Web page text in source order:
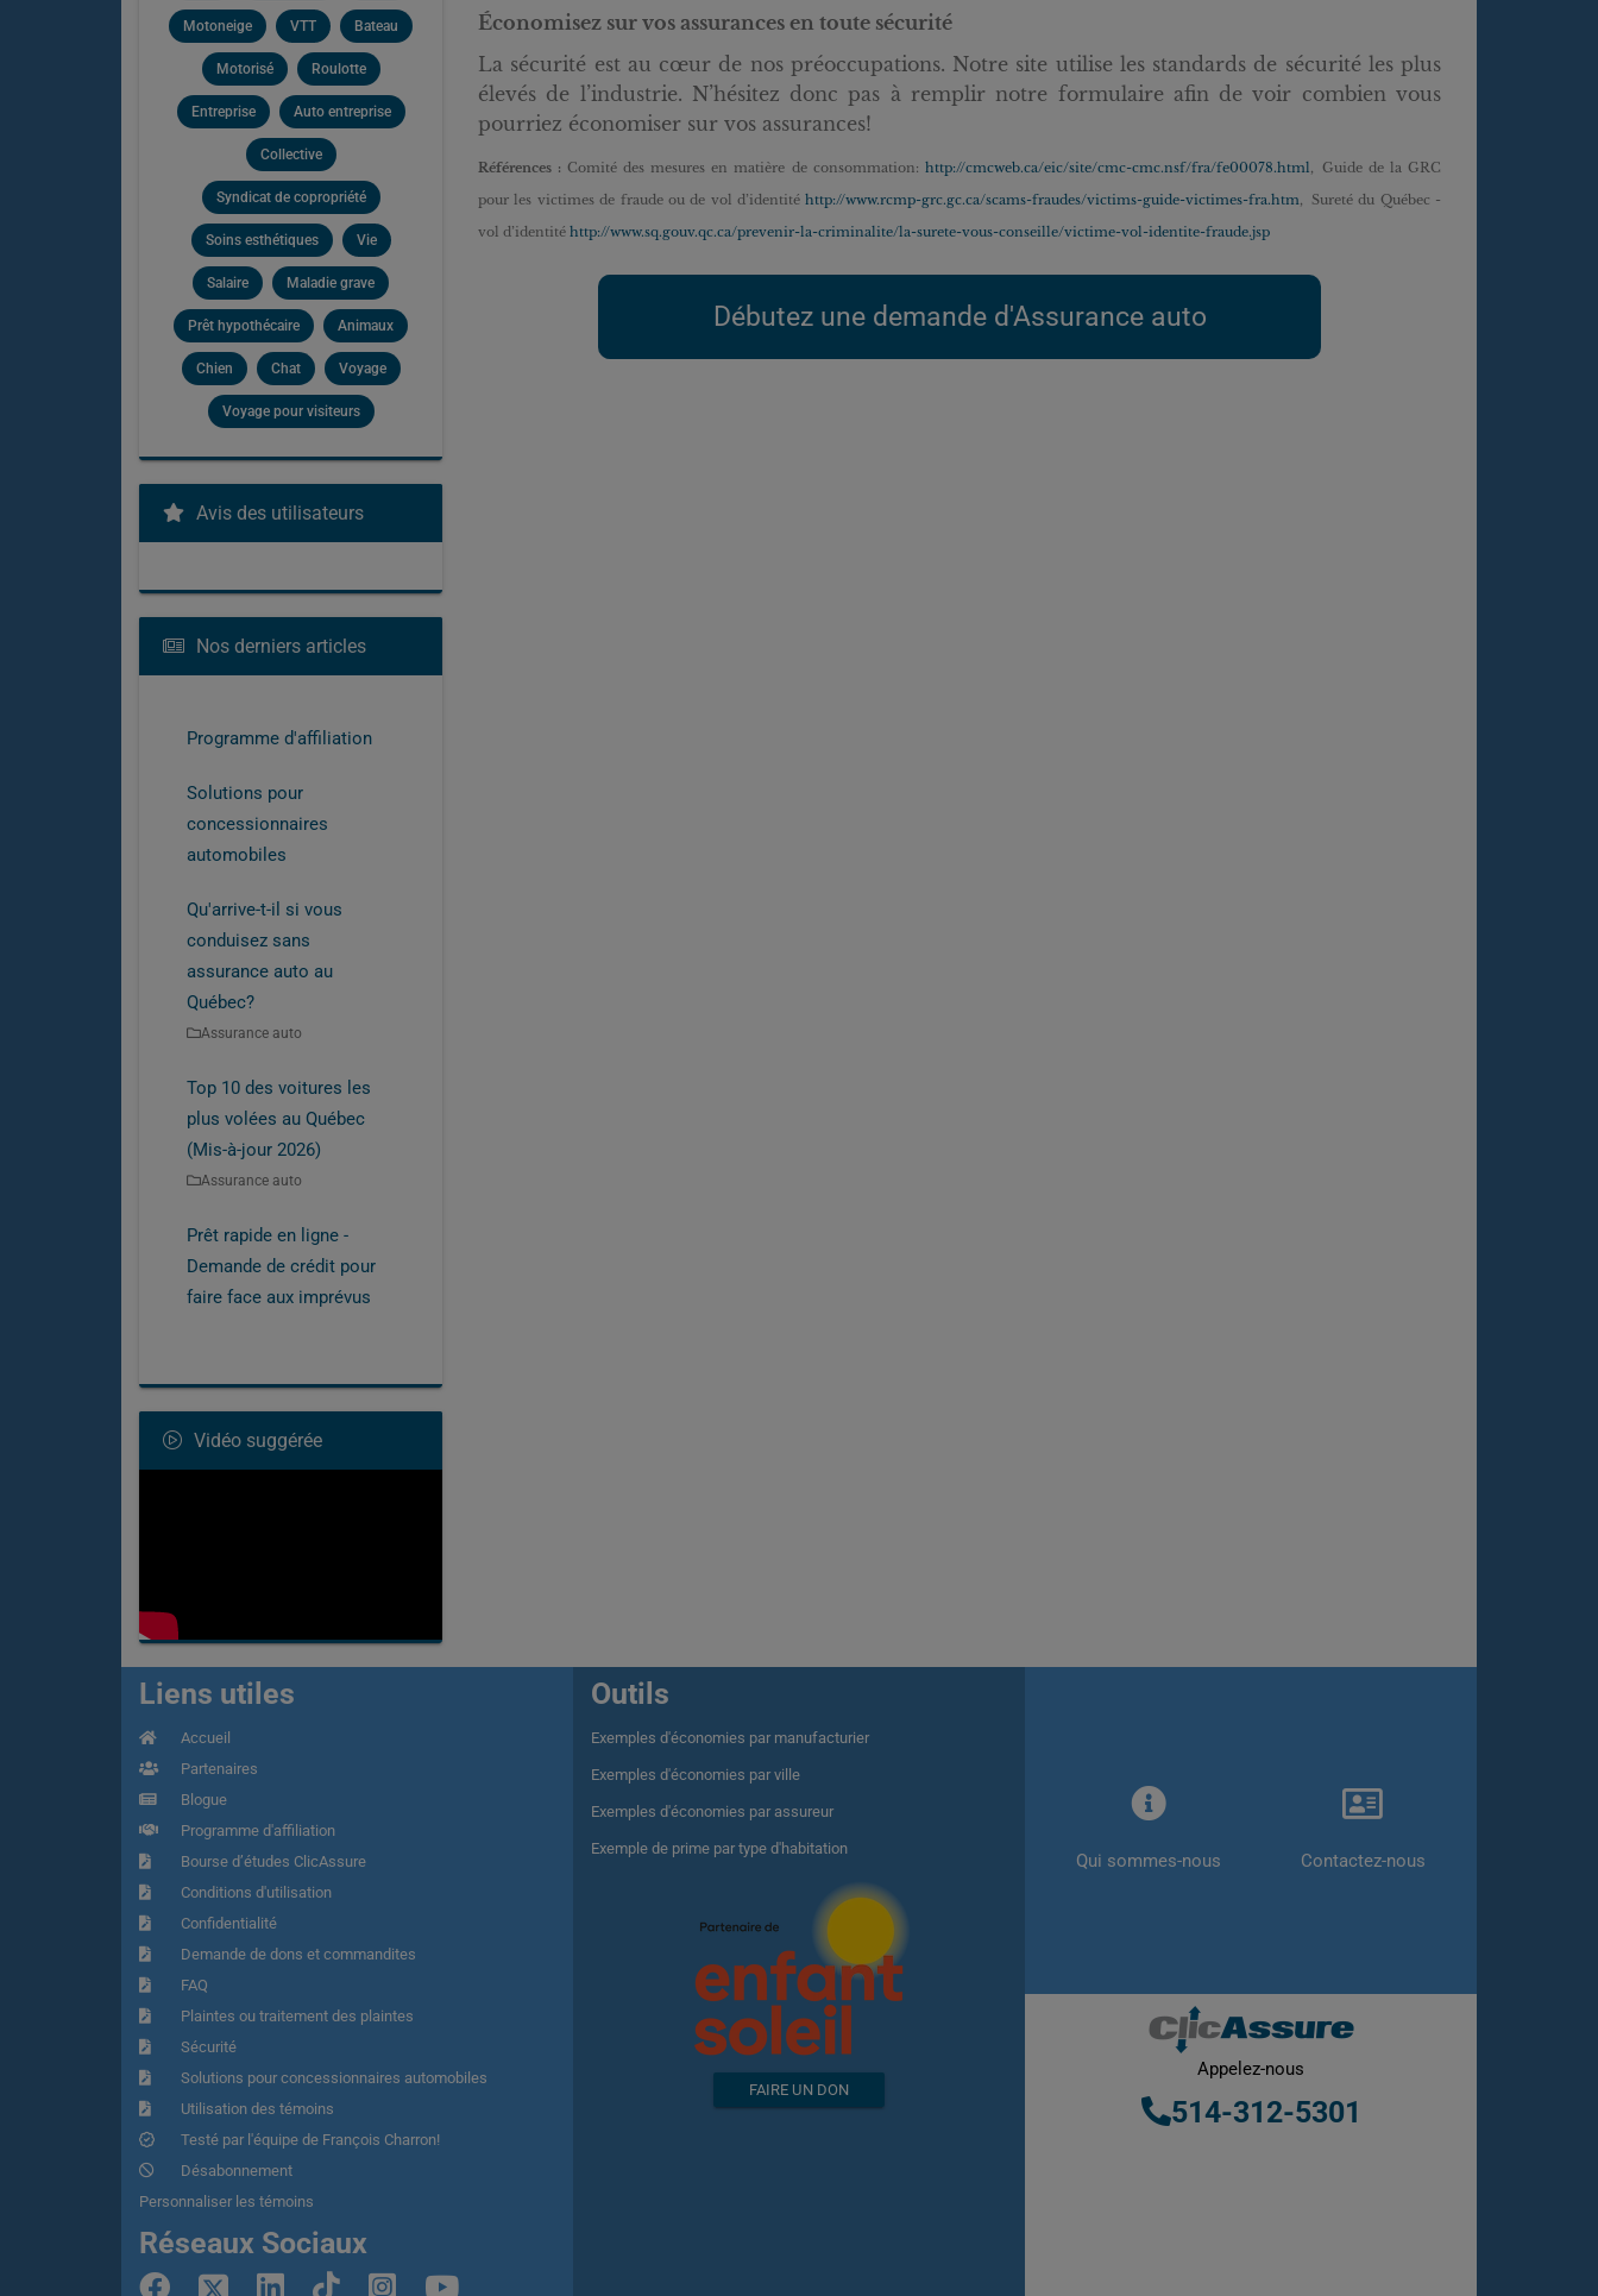
Économisez sur vos assurances en toute sécurité
La sécurité est au cœur de nos préoccupations. Notre site utilise les standards de sécurité les plus
élevés de l’industrie. N’hésitez donc pas à remplir notre formulaire afin de voir combien vous
pourriez économiser sur vos assurances!
Références : Comité des mesures en matière de consommation: http://cmcweb.ca/eic/site/cmc-cmc.nsf/fra/fe00078.html,
Guide de la GRC
pour les victimes de fraude ou de vol d’identitéhttp://www.rcmp-grc.gc.ca/scams-fraudes/victims-guide-victimes-fra.htm,
Sureté du Québec -
vol d’identité http://www.sq.gouv.qc.ca/prevenir-la-criminalite/la-surete-vous-conseille/victime-vol-identite-fraude.jsp
Débutez une demande d'Assurance auto
Motoneige VTT Bateau
Motorisé Roulotte
Entreprise Auto entreprise
Collective
Syndicat de copropriété
Soins esthétiques Vie
Salaire Maladie grave
Prêt hypothécaire Animaux
Chien Chat Voyage
Voyage pour visiteurs
Avis des utilisateurs
Nos derniers articles
Programme d'affiliation
Solutions pour
concessionnaires
automobiles
Qu'arrive-t-il si vous
conduisez sans
assurance auto au
Québec?
Assurance auto
Top 10 des voitures les
plus volées au Québec
(Mis-à-jour 2026)
Assurance auto
Prêt rapide en ligne -
Demande de crédit pour
faire face aux imprévus
Vidéo suggérée
Liens utiles
Accueil
Partenaires
Blogue
Programme d'affiliation
Bourse d’études ClicAssure
Conditions d'utilisation
Confidentialité
Demande de dons et commandites
FAQ
Plaintes ou traitement des plaintes
Sécurité
Solutions pour concessionnaires automobiles
Utilisation des témoins
Testé par l'équipe de François Charron!
Désabonnement
Personnaliser les témoins
Réseaux Sociaux
Outils
Exemples d'économies par manufacturier
Exemples d'économies par ville
Exemples d'économies par assureur
Exemple de prime par type d'habitation
FAIRE UN DON
Qui sommes-nous Contactez-nous
Appelez-nous
514-312-5301